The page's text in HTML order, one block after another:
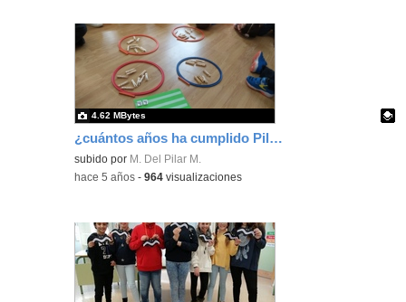
¿cuántos años ha cumplido Pilar?
Contenido educativo.
subido por M. Del Pilar M.
4.62 MBytes
-hace 5 años -964 visualizaciones